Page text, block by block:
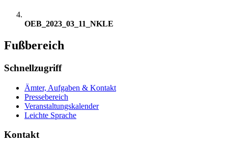
OEB_2023_03_11_NKLE
Fußbereich
Schnellzugriff
Ämter, Aufgaben & Kontakt
Pressebereich
Veranstaltungskalender
Leichte Sprache
Kontakt